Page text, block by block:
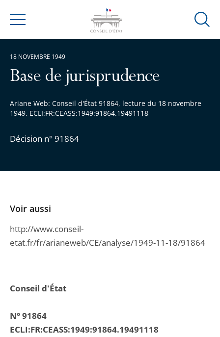
Menu
Ouvrir
Base de jurisprudence
Ariane Web: Conseil d'État 91864, lecture du 18 novembre
1949, ECLI:FR:CEASS:1949:91864.19491118
Décision n° 91864
18 NOVEMBRE 1949
Conseil d'État
N° 91864
ECLI:FR:CEASS:1949:91864.19491118
Voir aussi
http://www.conseil-
etat.fr/fr/arianeweb/CE/analyse/1949-11-18/91864